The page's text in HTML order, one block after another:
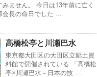
ません。 今日は13年前に亡く
会長の命日でした …
高橋松亭と川瀬巴水
東京都大田区の大田区立郷土資
料館で開催されている 「高橋松
亭×川瀬巴水－日本の技 …